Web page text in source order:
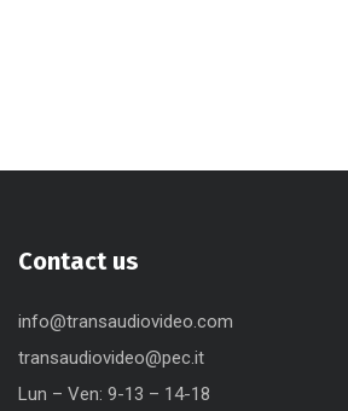
Contact us
info@transaudiovideo.com
transaudiovideo@pec.it
Lun – Ven: 9-13 – 14-18